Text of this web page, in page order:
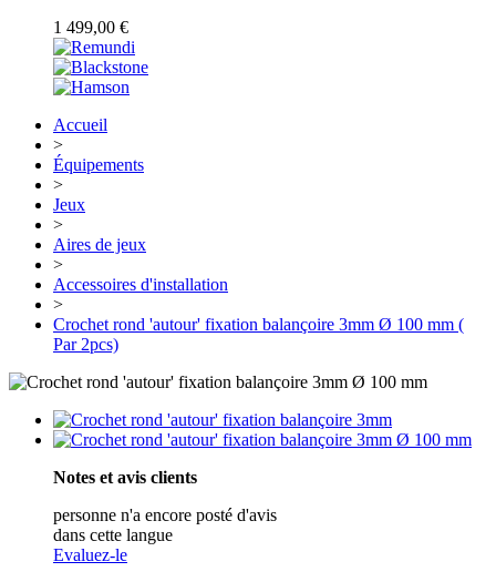
1 499,00 €
Accueil
>
Équipements
>
Jeux
>
Aires de jeux
>
Accessoires d'installation
>
Crochet rond 'autour' fixation balançoire 3mm Ø 100 mm (
Par 2pcs)
Notes et avis clients
personne n'a encore posté d'avis
dans cette langue
Evaluez-le